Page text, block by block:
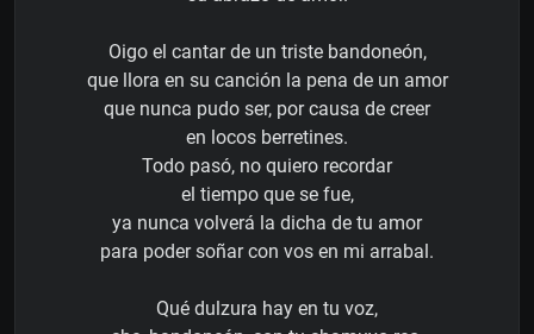
Oigo el cantar de un triste bandoneón,
que llora en su canción la pena de un amor
que nunca pudo ser, por causa de creer
en locos berretines.
Todo pasó, no quiero recordar
el tiempo que se fue,
ya nunca volverá la dicha de tu amor
para poder soñar con vos en mi arrabal.
Qué dulzura hay en tu voz,